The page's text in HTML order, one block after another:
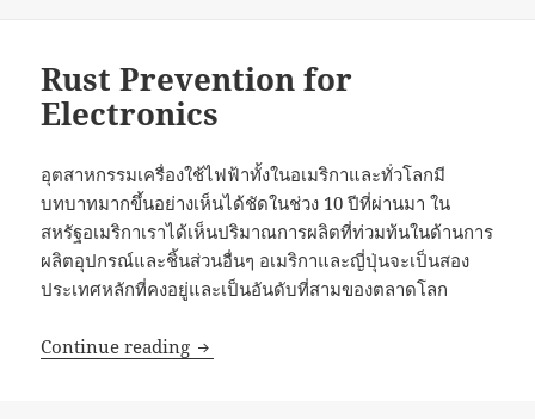
Rust Prevention for
Electronics
อุตสาหกรรมเครื่องใช้ไฟฟ้าทั้งในอเมริกาและทั่วโลกมี
บทบาทมากขึ้นอย่างเห็นได้ชัดในช่วง 10 ปีที่ผ่านมา ใน
สหรัฐอเมริกาเราได้เห็นปริมาณการผลิตที่ท่วมท้นในด้านการ
ผลิตอุปกรณ์และชิ้นส่วนอื่นๆ อเมริกาและญี่ปุ่นจะเป็นสอง
ประเทศหลักที่คงอยู่และเป็นอันดับที่สามของตลาดโลก
Continue reading Rust Prevention for Electronics